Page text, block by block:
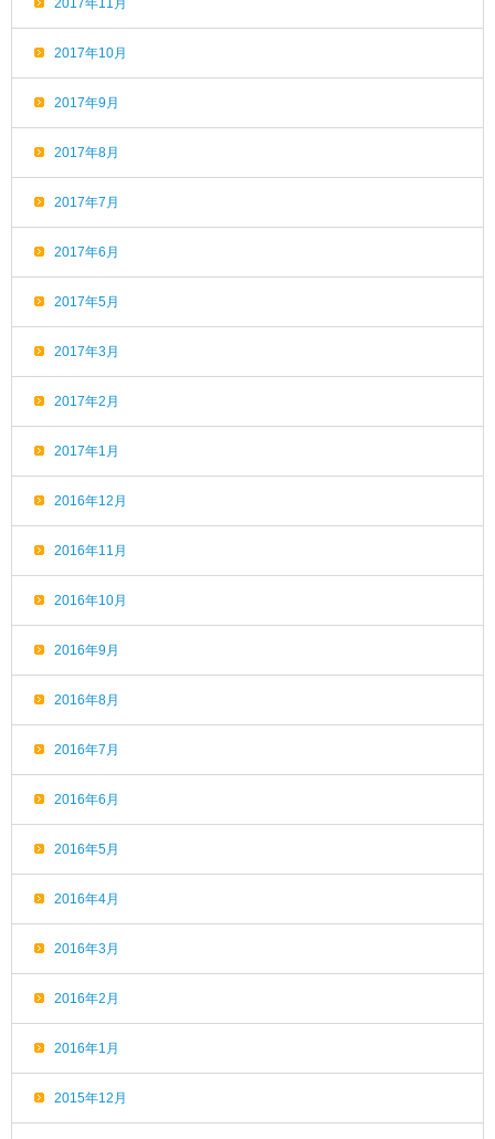
2017年11月
2017年10月
2017年9月
2017年8月
2017年7月
2017年6月
2017年5月
2017年3月
2017年2月
2017年1月
2016年12月
2016年11月
2016年10月
2016年9月
2016年8月
2016年7月
2016年6月
2016年5月
2016年4月
2016年3月
2016年2月
2016年1月
2015年12月